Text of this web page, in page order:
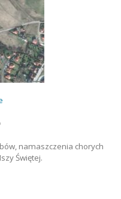
namaszczenia chorych
Świętej.